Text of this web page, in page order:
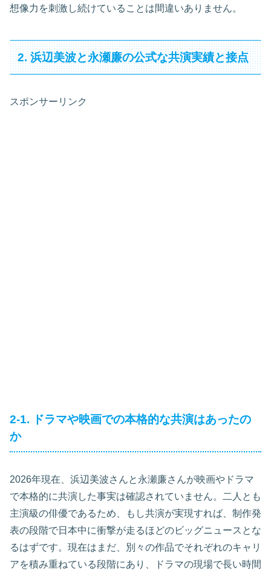
想像力を刺激し続けていることは間違いありません。
2. 浜辺美波と永瀬廉の公式な共演実績と接点
スポンサーリンク
2-1. ドラマや映画での本格的な共演はあったの
か
2026年現在、浜辺美波さんと永瀬廉さんが映画やドラマ
で本格的に共演した事実は確認されていません。二人とも
主演級の俳優であるため、もし共演が実現すれば、制作発
表の段階で日本中に衝撃が走るほどのビッグニュースとな
るはずです。現在はまだ、別々の作品でそれぞれのキャリ
アを積み重ねている段階にあり、ドラマの現場で長い時間